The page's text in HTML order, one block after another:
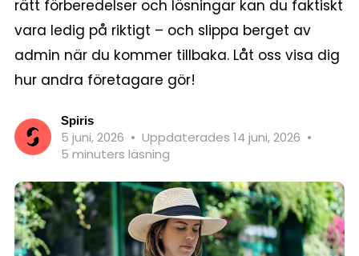
rätt förberedelser och lösningar kan du faktiskt
vara ledig på riktigt – och slippa berget av
admin när du kommer tillbaka. Låt oss visa dig
hur andra företagare gör!
Spiris
5 juni, 2026 • Uppdaterades 14 juni, 2026 •
5 minuters läsning